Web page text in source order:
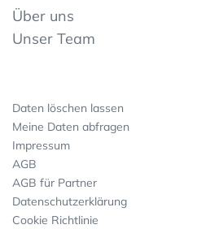
Über uns
Unser Team
Daten löschen lassen
Meine Daten abfragen
Impressum
AGB
AGB für Partner
Datenschutzerklärung
Cookie Richtlinie